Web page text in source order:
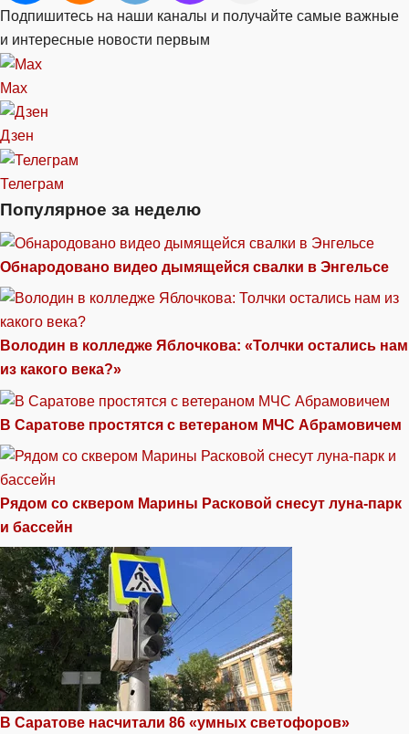
Подпишитесь на наши каналы и получайте самые важные
и интересные новости первым
Max
Дзен
Телеграм
Популярное за неделю
Обнародовано видео дымящейся свалки в Энгельсе
Володин в колледже Яблочкова: «Толчки остались нам
из какого века?»
В Саратове простятся с ветераном МЧС Абрамовичем
Рядом со сквером Марины Расковой снесут луна-парк
и бассейн
В Саратове насчитали 86 «умных светофоров»